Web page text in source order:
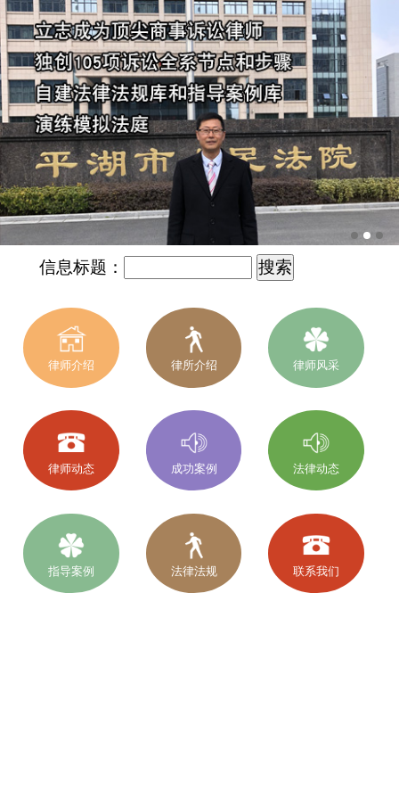
信息标题：
律师介绍 律所介绍 律师风采
律师动态 成功案例 法律动态
指导案例 法律法规 联系我们